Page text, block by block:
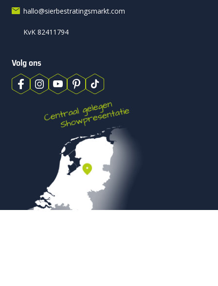
hallo@sierbestratingsmarkt.com
KvK 82411794
Volg ons